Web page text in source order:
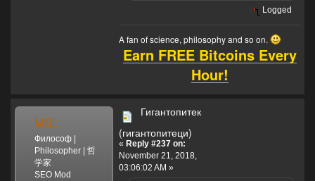
Logged
A fan of science, philosophy and so on.
Earn FREE Bitcoins Every
Hour!
MSL
Философ |
Philosopher | 哲
学家
SEO Mod
Гигантопитек
(гигантопитеци)
« Reply #237 on:
November 21, 2018,
03:06:02 AM »